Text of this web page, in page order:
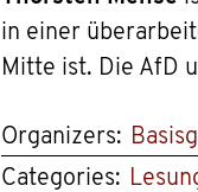
in einer
Mitte ist. Die AfD
Organizers:
Categories: